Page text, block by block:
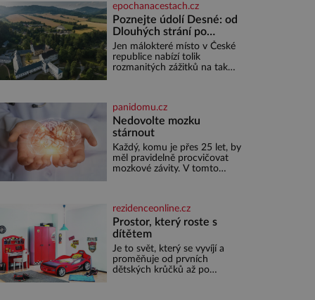
od 157 vinařů. Král vín, který
se – i pře
epochanacestach.cz
Poznejte údolí Desné: od
Dlouhých strání po
termální prameny
Jen málokteré místo v České
republice nabízí tolik
rozmanitých zážitků na tak
nahlédnout do útrob jedné z
nejvýznamnějších vodních
elektráren v Evropě, vydat se
na horské hřebeny, projet se
na koloběžce a den zakončit
poznáváním památek ve
Velkých Losinách nebo v
panidomu.cz
Nedovolte mozku
stárnout
Každý, komu je přes 25 let, by
měl pravidelně procvičovat
mozkové závity. V tomto
na jméno kolegy z práce.
Nebo marně v paměti lovíte
název knížky, kterou jste
nedávno přečetli. Je to
opravdu tak, s věkem jako
kdyby se paměť rozhodla
stávkovat. Cvičte
rezidenceonline.cz
Prostor, který roste s
dítětem
Je to svět, který se vyvíjí a
proměňuje od prvních
dětských krůčků až po